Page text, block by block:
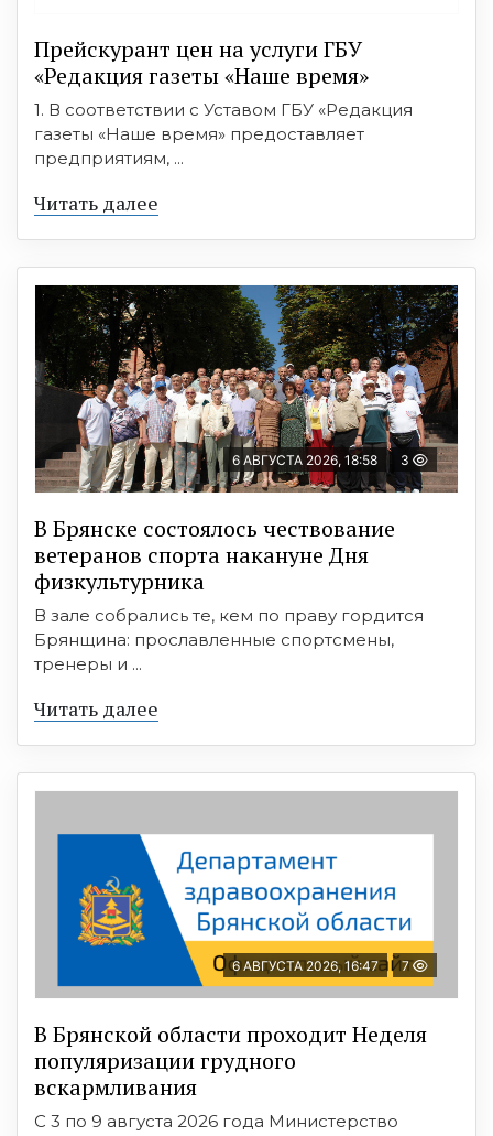
Прейскурант цен на услуги ГБУ
«Редакция газеты «Наше время»
1. В соответствии с Уставом ГБУ «Редакция
газеты «Наше время» предоставляет
предприятиям, ...
Читать далее
6 АВГУСТА 2026, 18:58 3
В Брянске состоялось чествование
ветеранов спорта накануне Дня
физкультурника
В зале собрались те, кем по праву гордится
Брянщина: прославленные спортсмены,
тренеры и ...
Читать далее
6 АВГУСТА 2026, 16:47 7
В Брянской области проходит Неделя
популяризации грудного
вскармливания
С 3 по 9 августа 2026 года Министерство